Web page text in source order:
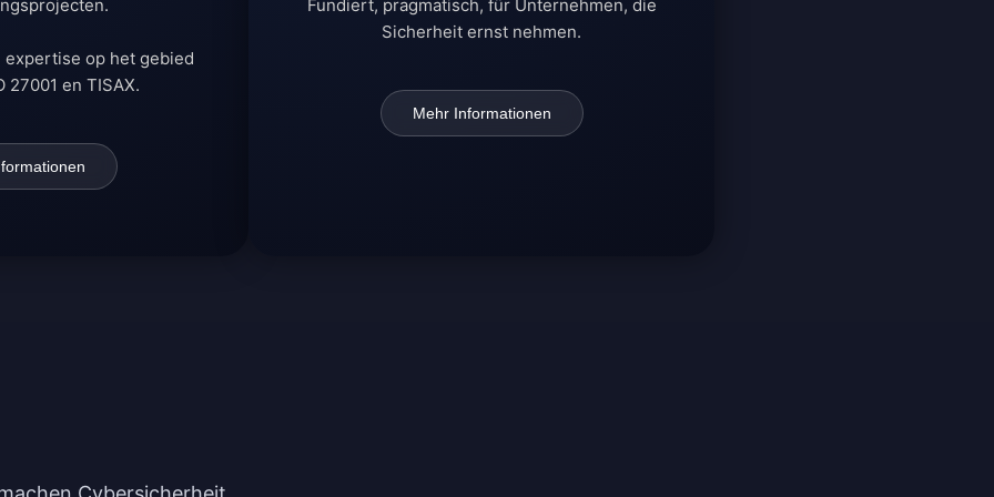
expertise op het gebied
27001 en TISAX.
Fundiert, pragmatisch, für Unternehmen, die
Sicherheit ernst nehmen.
Mehr Informationen